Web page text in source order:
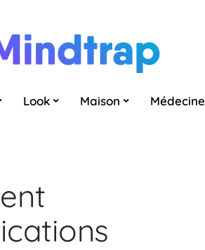
Look Maison Médecine